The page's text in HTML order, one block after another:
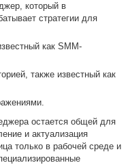
который в
стратегии для
как SMM-
также известный как
остается общей для
и актуализация
только в рабочей среде и